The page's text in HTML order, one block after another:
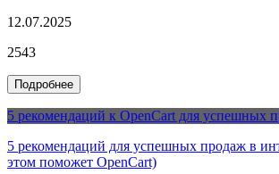
12.07.2025
2543
Подробнее
5 рекомендаций к OpenCart для успешных
5 рекомендаций для успешных продаж в
этом поможет OpenCart)